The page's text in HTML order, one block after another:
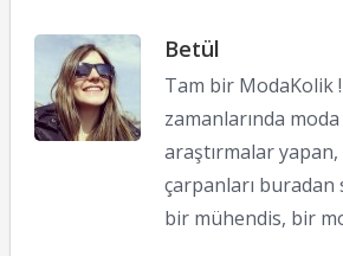
Betül
Tam bir ModaKolik
zamanlarında
araştırmalar
çarpanları buradan
bir mühendis, bir